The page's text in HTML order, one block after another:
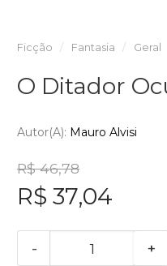
Ficção Fantasia Geral
O Ditador
Autor(a): Mauro Alvisi
R$ 46,78
R$ 37,04
- +